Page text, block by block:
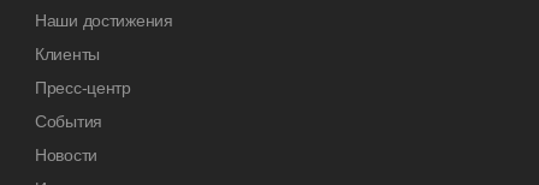
Наши достижения
Клиенты
Пресс-центр
События
Новости